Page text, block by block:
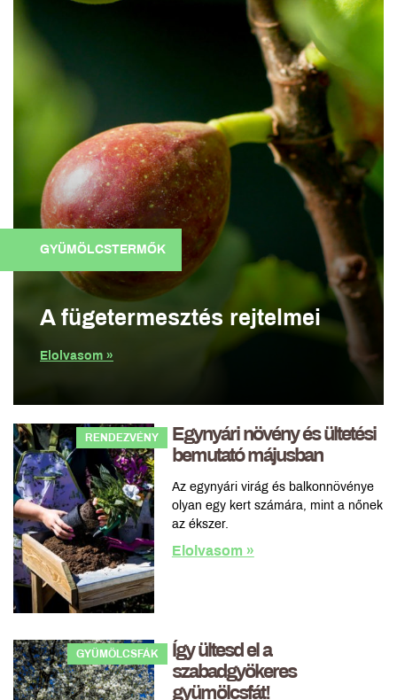
GYÜMÖLCSTERMŐK
A fügetermesztés rejtelmei
Elolvasom »
RENDEZVÉNY
Egynyári növény és ültetési
bemutató májusban
Az egynyári virág és balkonnövénye
olyan egy kert számára, mint a nőnek
az ékszer.
Elolvasom »
GYÜMÖLCSFÁK
Így ültesd el a
szabadgyökeres
gyümölcsfát!